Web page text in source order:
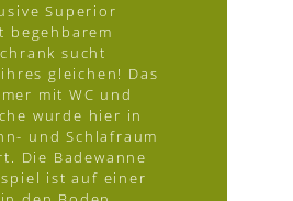
Superior
begehbarem
sucht
gleichen! Das
mit WC und
wurde hier in
und Schlafraum
Die Badewanne
ist auf einer